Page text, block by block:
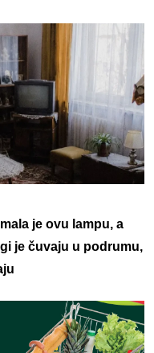
je ovu lampu, a
je čuvaju u podrumu,